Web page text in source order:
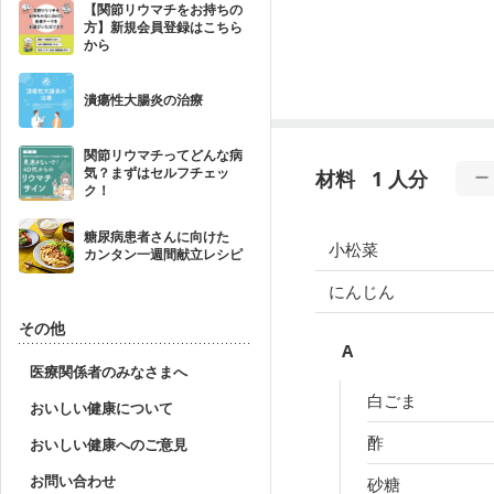
【関節リウマチをお持ちの
方】新規会員登録はこちら
から
潰瘍性大腸炎の治療
関節リウマチってどんな病
気？まずはセルフチェッ
ク！
糖尿病患者さんに向けた
カンタン一週間献立レシピ
その他
医療関係者のみなさまへ
おいしい健康について
おいしい健康へのご意見
お問い合わせ
材料 1 人分
小松菜
にんじん
A
白ごま
酢
砂糖